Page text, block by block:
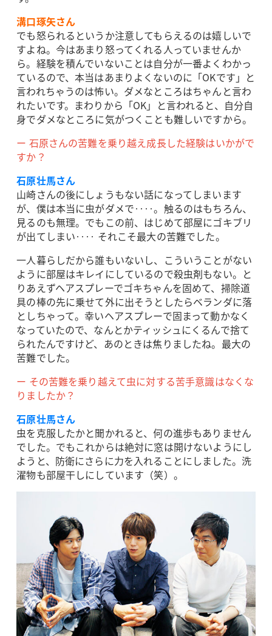
溝口琢矢さん
でも怒られるというか注意してもらえるのは嬉しいで
すよね。今はあまり怒ってくれる人っていませんか
ら。経験を積んでいないことは自分が一番よくわかっ
ているので、本当はあまりよくないのに「OKです」と
言われちゃうのは怖い。ダメなところはちゃんと言わ
れたいです。まわりから「OK」と言われると、自分自
身でダメなところに気がつくことも難しいですから。
ー 石原さんの苦難を乗り越え成長した経験はいかがで
すか？
石原壮馬さん
山崎さんの後にしょうもない話になってしまいます
が、僕は本当に虫がダメで‥‥。触るのはもちろん、
見るのも無理。でもこの前、はじめて部屋にゴキブリ
が出てしまい‥‥ それこそ最大の苦難でした。
一人暮らしだから誰もいないし、こういうことがない
ように部屋はキレイにしているので殺虫剤もない。と
りあえずヘアスプレーでゴキちゃんを固めて、掃除道
具の棒の先に乗せて外に出そうとしたらベランダに落
としちゃって。幸いヘアスプレーで固まって動かなく
なっていたので、なんとかティッシュにくるんで捨て
られたんですけど、あのときは焦りましたね。最大の
苦難でした。
ー その苦難を乗り越えて虫に対する苦手意識はなくな
りましたか？
石原壮馬さん
虫を克服したかと聞かれると、何の進歩もありません
でした。でもこれからは絶対に窓は開けないようにし
ようと、防衛にさらに力を入れることにしました。洗
濯物も部屋干しにしています（笑）。